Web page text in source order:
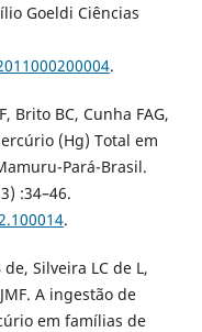
Goeldi Ciências
.
Brito BC, Cunha FAG,
(Hg) Total em
Pará-Brasil.
:34–46.
.
Silveira LC de L,
A ingestão de
em famílias de